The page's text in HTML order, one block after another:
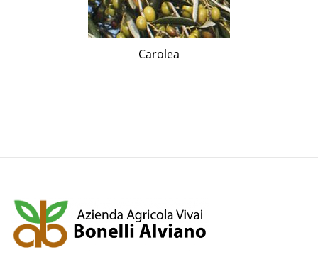
Carolea